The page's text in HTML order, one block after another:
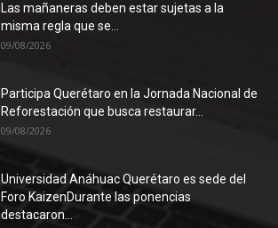
Las mañaneras deben estar sujetas a la
misma regla que se...
09/08/2026
Participa Querétaro en la Jornada Nacional de
Reforestación que busca restaurar...
09/08/2026
Universidad Anáhuac Querétaro es sede del
Foro KaizenDurante las ponencias
destacaron...